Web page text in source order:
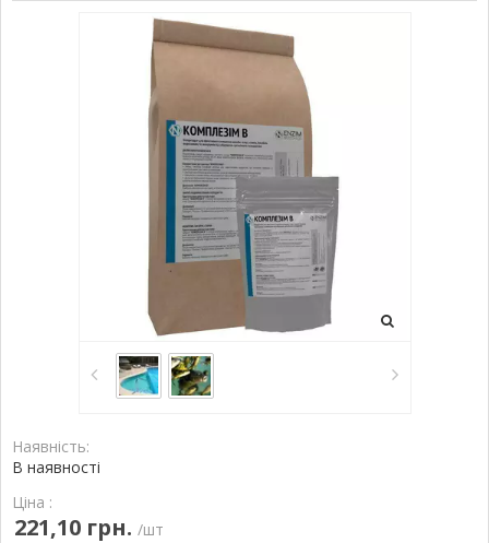
Наявність:
В наявності
Ціна :
221,10 грн. /шт